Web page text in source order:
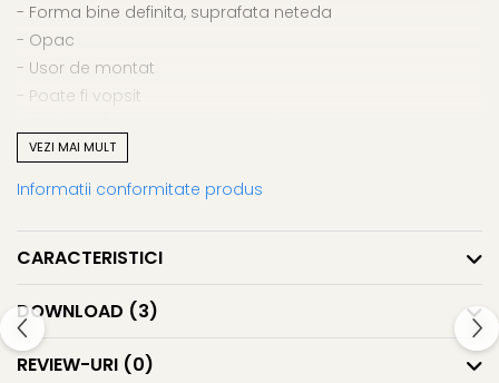
- Forma bine definita, suprafata neteda
- Opac
- Usor de montat
- Poate fi vopsit
- Rezistent la intemperii (rezistent la apa si inghet)
- Fara solventi si CFC, ecologic
Pretul este pentru o bucata de 2m.
VEZI MAI MULT
Informatii conformitate produs
CARACTERISTICI
DOWNLOAD (3)
REVIEW-URI (0)